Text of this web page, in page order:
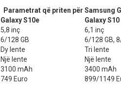
Parametrat që priten për Samsung
Galaxy S10e Galaxy S10
5,8 inç 6,1 inç
6/128 GB 6/128 GB,
Dy lente Tri lente
Një lente Një lente
3100 mAh 3400 mAh
749 Euro 899/1149